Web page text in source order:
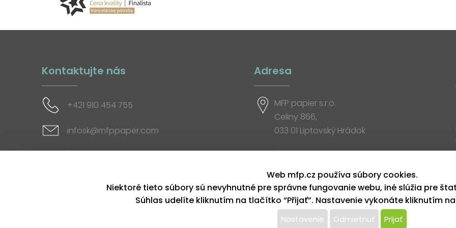
Kontaktujte nás
+421 910 454 755
infosk@mfppaper.com
Sociálne siete
Adresa
MFP papier s.r.o.
Celiny 866,
033 01 Liptovský Hrádok
Otváracia doba
Web mfp.cz používa súbory cookies.
Niektoré tieto súbory sú nevyhnutné pre správne fungovanie webu, iné slúžia pre
Súhlas udelíte kliknutím na tlačítko “Přijať”. Nastavenie vykonáte kliknutím
Nastavenie Odmietnuť Prijať